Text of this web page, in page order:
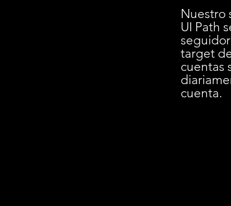
Nuestro
UI Path
target
cuentas
cuenta.